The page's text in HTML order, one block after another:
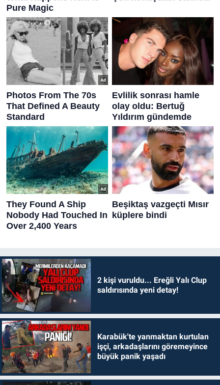
2 kişi vuruldu... Ereğli Yalı Clup
saldırısında yeni detay!
Karabük'te yanmaktan kurtulan
işçi, arkadaşlarını göremeyince
büyük panik yaşadı